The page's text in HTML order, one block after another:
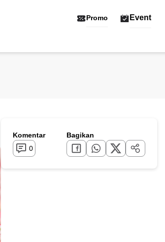
Promo Event
Komentar
0
Bagikan